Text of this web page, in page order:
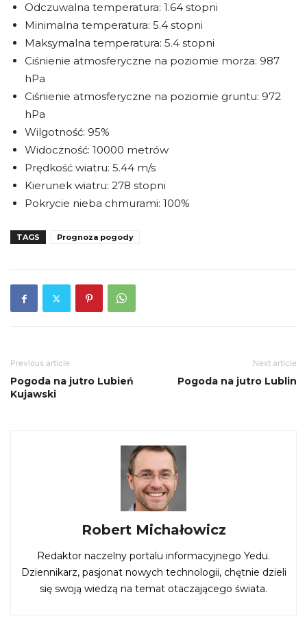
Odczuwalna temperatura: 1.64 stopni
Minimalna temperatura: 5.4 stopni
Maksymalna temperatura: 5.4 stopni
Ciśnienie atmosferyczne na poziomie morza: 987
hPa
Ciśnienie atmosferyczne na poziomie gruntu: 972
hPa
Wilgotność: 95%
Widoczność: 10000 metrów
Prędkość wiatru: 5.44 m/s
Kierunek wiatru: 278 stopni
Pokrycie nieba chmurami: 100%
TAGS Prognoza pogody
Previous article
Pogoda na jutro Lubień
Kujawski
Next article
Pogoda na jutro Lublin
Robert Michałowicz
Redaktor naczelny portalu informacyjnego Yedu.
Dziennikarz, pasjonat nowych technologii, chętnie dzieli
się swoją wiedzą na temat otaczającego świata.